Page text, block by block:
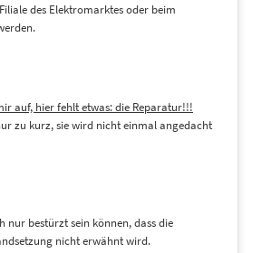
des Elektromarktes oder beim
auf, hier fehlt etwas: die Reparatur!!!
zu kurz, sie wird nicht einmal angedacht
nur bestürzt sein können, dass die
nicht erwähnt wird.